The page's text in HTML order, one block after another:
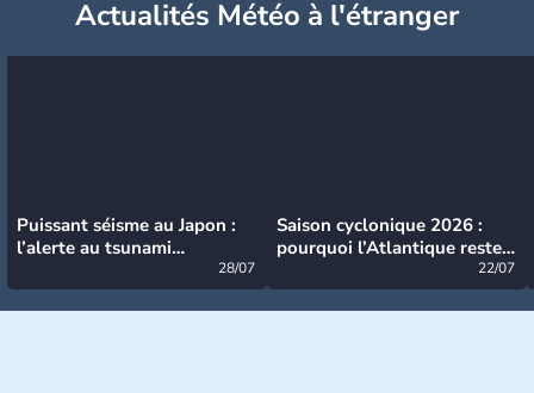
Actualités Météo à l'étranger
Puissant séisme au Japon :
l’alerte au tsunami
28/07
Saison cyclonique 2026 :
pourquoi l’Atlantique reste
22/07